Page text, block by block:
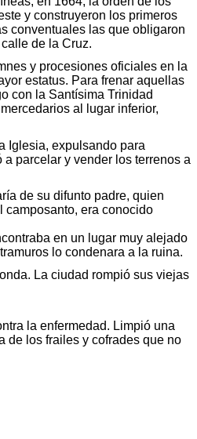
y construyeron los primeros
conventuales las que obligaron
de la Cruz.
y procesiones oficiales en la
estatus. Para frenar aquellas
con la Santísima Trinidad
al lugar inferior,
Iglesia, expulsando para
parcelar y vender los terrenos a
de su difunto padre, quien
camposanto, era conocido
en un lugar muy alejado
lo condenara a la ruina.
La ciudad rompió sus viejas
la enfermedad. Limpió una
de los frailes y cofrades que no